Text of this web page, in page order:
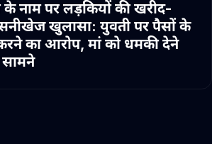
के नाम पर लड़कियों की खरीद-
खुलासा: युवती पर पैसों के
का आरोप, मां को धमकी देने